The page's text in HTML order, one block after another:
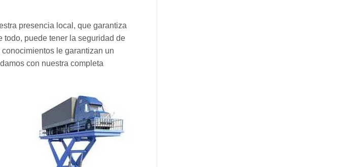
presencia local, que garantiza
todo, puede tener la seguridad de
le garantizan un
con nuestra completa